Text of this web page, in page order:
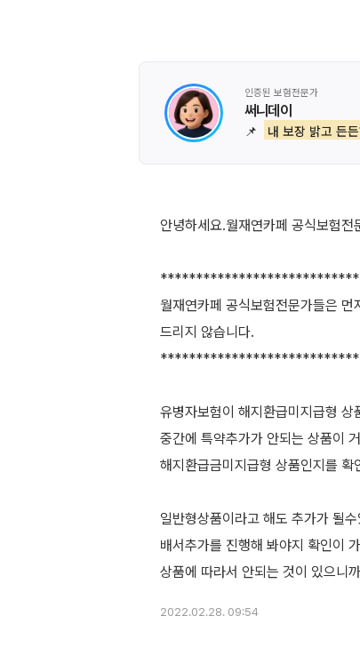
인증된 보험전문가
써니데이
📌 내 보장 밝고 든
안녕하세요.월재연카페 공식보험
월재연카페 공식보험전문가들은
드리지 않습니다.
유병자보험이 해지환급미지급형
중간에 특약추가가 안되는 상품이
해지환급금미지급형 상품인지를 확
일반형상품이라고 해도 추가가 될
배서추가를 진행해 봐야지 확인이
2022.02.28. 09:54